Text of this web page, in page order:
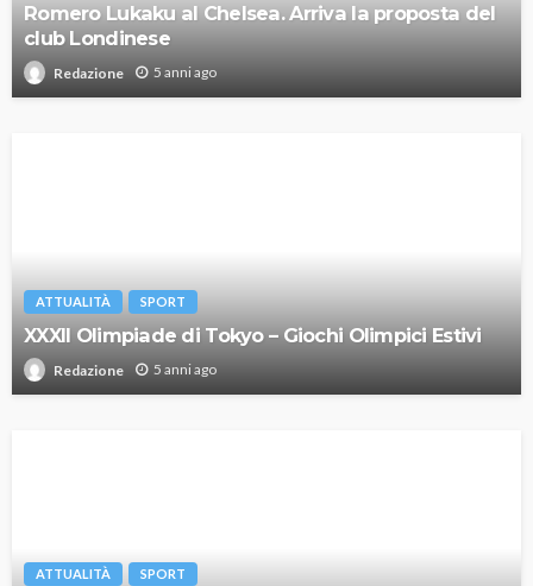
Romero Lukaku al Chelsea. Arriva la proposta del
club Londinese
Redazione 5 anni ago
ATTUALITÀ SPORT
XXXII Olimpiade di Tokyo – Giochi Olimpici Estivi
Redazione 5 anni ago
ATTUALITÀ SPORT